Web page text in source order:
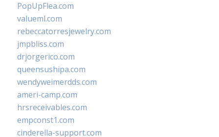
PopUpFlea.com
valueml.com
rebeccatorresjewelry.com
jmpbliss.com
drjorgerico.com
queensushipa.com
wendyweimerdds.com
ameri-camp.com
hrsreceivables.com
empconst1.com
cinderella-support.com